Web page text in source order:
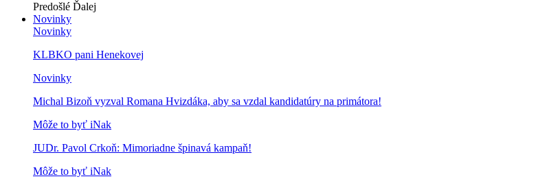
Predošlé Ďalej
Novinky
Novinky
KLBKO pani Henekovej
Novinky
Michal Bizoň vyzval Romana Hvizdáka, aby sa vzdal kandidatúry na primátora!
Môže to byť iNak
JUDr. Pavol Crkoň: Mimoriadne špinavá kampaň!
Môže to byť iNak